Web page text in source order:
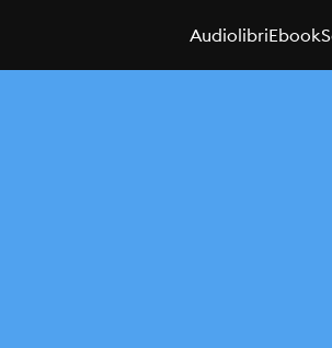
AudiolibriEbook